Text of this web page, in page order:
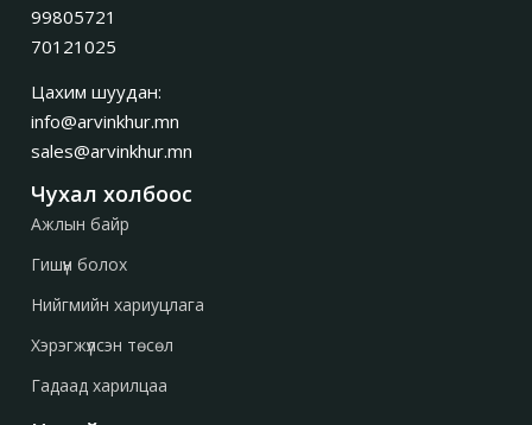
99805721
70121025
Цахим шуудан:
info@arvinkhur.mn
sales@arvinkhur.mn
Чухал холбоос
Ажлын байр
Гишүүн болох
Нийгмийн хариуцлага
Хэрэгжүүлсэн төсөл
Гадаад харилцаа